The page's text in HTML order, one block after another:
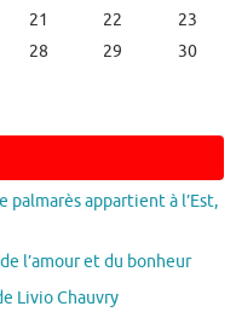
21 22
23
28 29
30
palmarès appartient à l’Est,
l’amour et du bonheur
Livio Chauvry